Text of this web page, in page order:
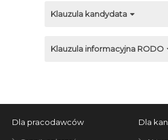
Klauzula kandydata
Klauzula informacyjna RODO
Dla pracodawców Dla